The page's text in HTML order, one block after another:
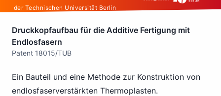
der Technischen Universität Berlin
Druckkopfaufbau für die Additive Fertigung mit
Endlosfasern
Patent 18015/TUB
Ein Bauteil und eine Methode zur Konstruktion von
endlosfaserverstärkten Thermoplasten.